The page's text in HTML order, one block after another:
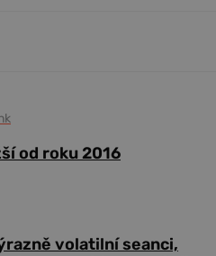
od roku 2016
volatilní seanci,